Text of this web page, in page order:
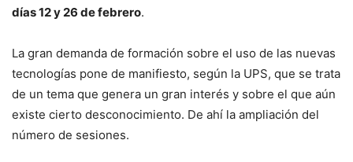
días 12 y 26 de febrero.
La gran demanda de formación sobre el uso de las nuevas
tecnologías pone de manifiesto, según la UPS, que se trata
de un tema que genera un gran interés y sobre el que aún
existe cierto desconocimiento. De ahí la ampliación del
número de sesiones.